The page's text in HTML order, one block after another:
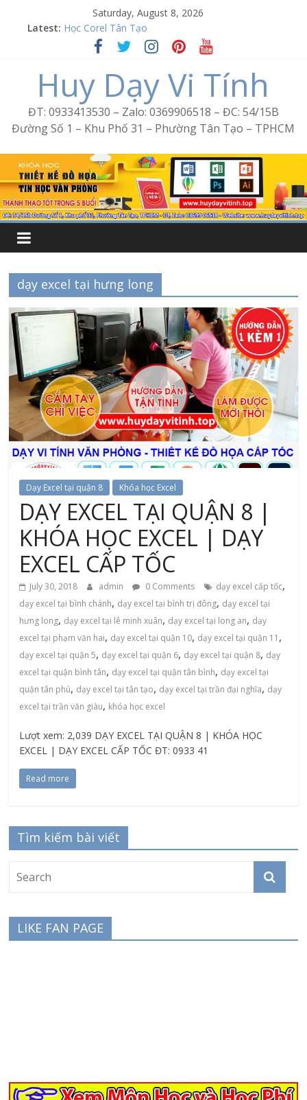
Saturday, August 8, 2026
Latest: Word Bình Trị Đông – Tin học văn phòng cấp tốc
Học Corel Tân Tạo
Cách tạo USB Boot bằng Ventoy
Khóa học Photoshop tại Tân Tạo
Excel Bình Trị Đông – Vi tính văn phòng cấp tốc
Huy Dạy Vi Tính
ĐT: 0933413530 – Zalo: 0369906518 – ĐC: 54/15B
Đường Số 1 – Khu Phố 31 – Phường Tân Tạo – TPHCM
dạy excel tại hưng long
Dạy Excel tại quận 8 Khóa học Excel
DẠY EXCEL TẠI QUẬN 8 |
KHÓA HỌC EXCEL | DẠY
EXCEL CẤP TỐC
July 30, 2018 admin 0 Comments dạy excel cấp tốc,
dạy excel tại bình chánh, dạy excel tại bình trị đông, dạy excel tại
hưng long, dạy excel tại lê minh xuân, dạy excel tại long an, dạy
excel tại phạm văn hai, dạy excel tại quận 10, dạy excel tại quận 11 ,
dạy excel tại quận 5, dạy excel tại quận 6, dạy excel tại quận 8, dạy
excel tại quận bình tân, dạy excel tại quận tân bình, dạy excel tại
quận tân phú, dạy excel tại tân tạo, dạy excel tại trần đại nghĩa, dạy
excel tại trần văn giàu, khóa học excel
Lượt xem: 2,039 DẠY EXCEL TẠI QUẬN 8 | KHÓA HỌC
EXCEL | DẠY EXCEL CẤP TỐC ĐT: 0933 41
Read more
Tìm kiếm bài viết
LIKE FAN PAGE